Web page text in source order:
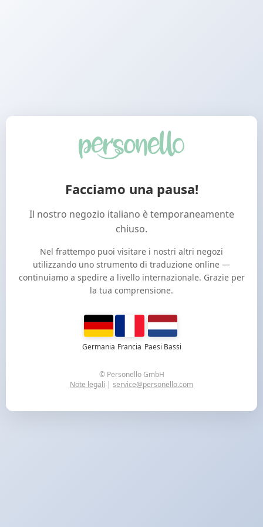
Facciamo una pausa!
Il nostro negozio italiano è temporaneamente
chiuso.
Nel frattempo puoi visitare i nostri altri negozi
utilizzando uno strumento di traduzione online —
continuiamo a spedire a livello internazionale. Grazie per
la tua comprensione.
Germania Francia Paesi Bassi
© Personello GmbH
Note legali | service@personello.com